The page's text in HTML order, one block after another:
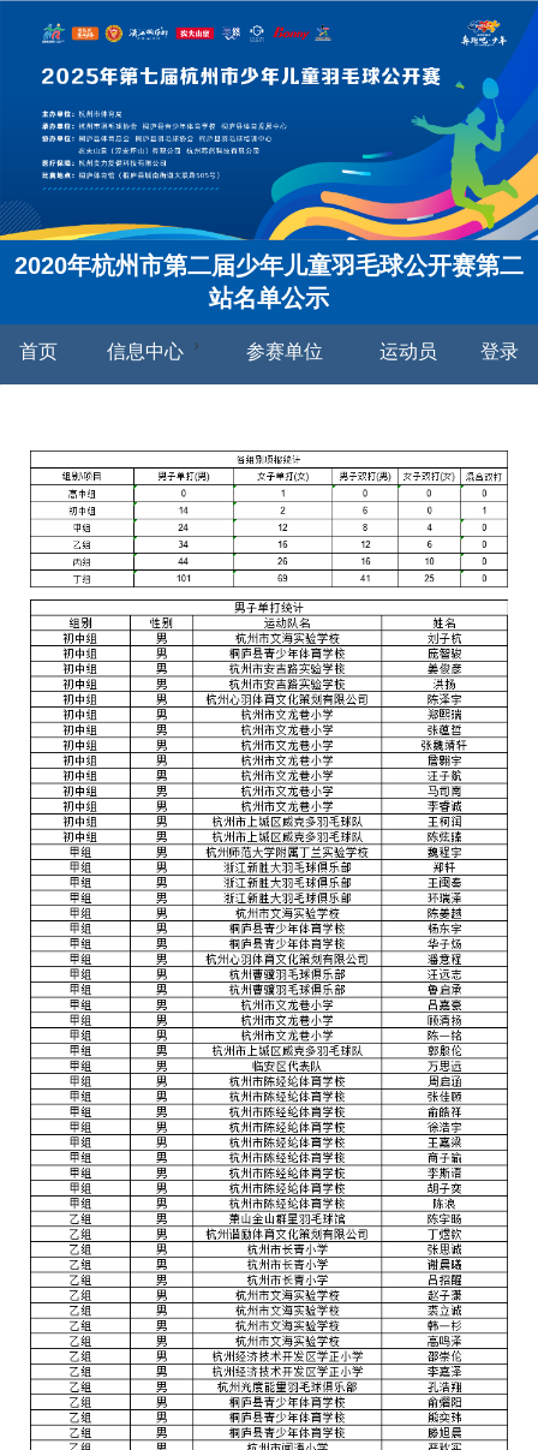
2020年杭州市第二届少年儿童羽毛球公开赛第二
站名单公示
首页 信息中心 参赛单位 运动员 登录